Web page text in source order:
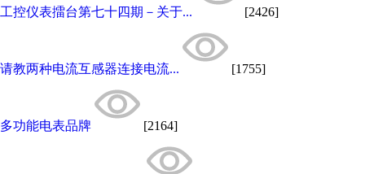
工控仪表擂台第七十四期－关于... [2426]
请教两种电流互感器连接电流... [1755]
多功能电表品牌 [2164]